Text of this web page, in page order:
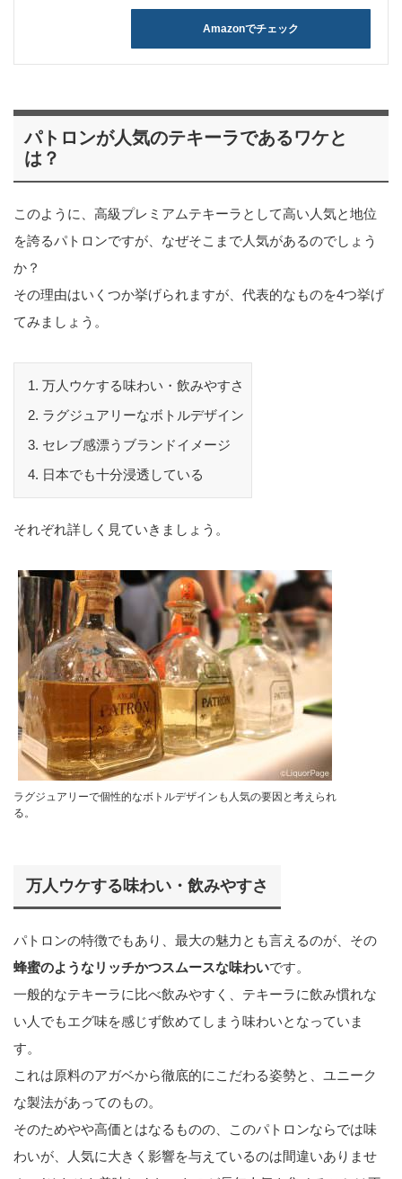
Amazonでチェック
パトロンが人気のテキーラであるワケと
は？
このように、高級プレミアムテキーラとして高い人気と地位
を誇るパトロンですが、なぜそこまで人気があるのでしょう
か？
その理由はいくつか挙げられますが、代表的なものを4つ挙げ
てみましょう。
万人ウケする味わい・飲みやすさ
ラグジュアリーなボトルデザイン
セレブ感漂うブランドイメージ
日本でも十分浸透している
それぞれ詳しく見ていきましょう。
ラグジュアリーで個性的なボトルデザインも人気の要因と考えられ
る。
万人ウケする味わい・飲みやすさ
パトロンの特徴でもあり、最大の魅力とも言えるのが、その
蜂蜜のようなリッチかつスムースな味わいです。
一般的なテキーラに比べ飲みやすく、テキーラに飲み慣れな
い人でもエグ味を感じず飲めてしまう味わいとなっていま
す。
これは原料のアガベから徹底的にこだわる姿勢と、ユニーク
な製法があってのもの。
そのためやや高価とはなるものの、このパトロンならでは味
わいが、人気に大きく影響を与えているのは間違いありませ